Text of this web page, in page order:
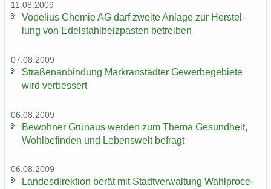
11.08.2009
Vo­pe­li­us Che­mie AG darf zwei­te An­la­ge zur Her­stel­
lung von Edel­stahl­beiz­pas­ten be­trei­ben
07.08.2009
Stra­ßen­an­bin­dung Markran­städ­ter Ge­wer­be­ge­bie­te
wird ver­bes­sert
06.08.2009
Be­woh­ner Grün­aus wer­den zum Thema Ge­sund­heit,
Wohl­be­fin­den und Le­bens­welt be­fragt
06.08.2009
Lan­des­di­rek­ti­on berät mit Stadt­ver­wal­tung Wahlpro­ce­